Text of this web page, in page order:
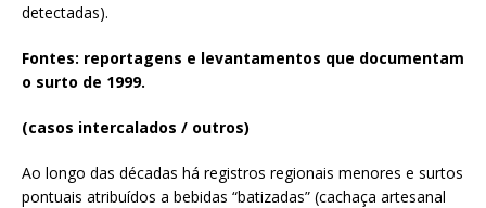
detectadas).
Fontes: reportagens e levantamentos que documentam
o surto de 1999.
(casos intercalados / outros)
Ao longo das décadas há registros regionais menores e surtos
pontuais atribuídos a bebidas “batizadas” (cachaça artesanal